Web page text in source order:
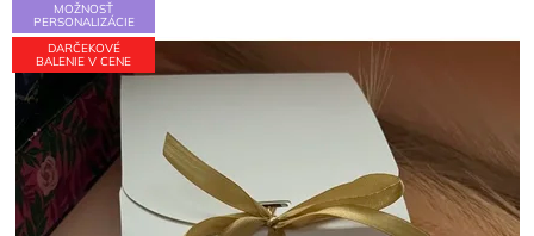
MOŽNOSŤ
PERSONALIZÁCIE
DARČEKOVÉ
BALENIE V CENE